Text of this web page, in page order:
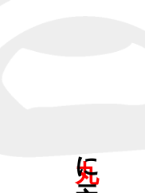
二文字